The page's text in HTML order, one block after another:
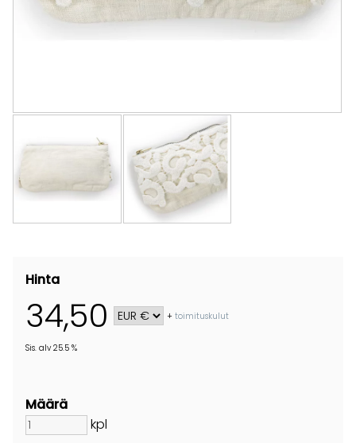
Hinta
34,50 +toimituskulut
Sis. alv 25.5 %
Määrä
kpl